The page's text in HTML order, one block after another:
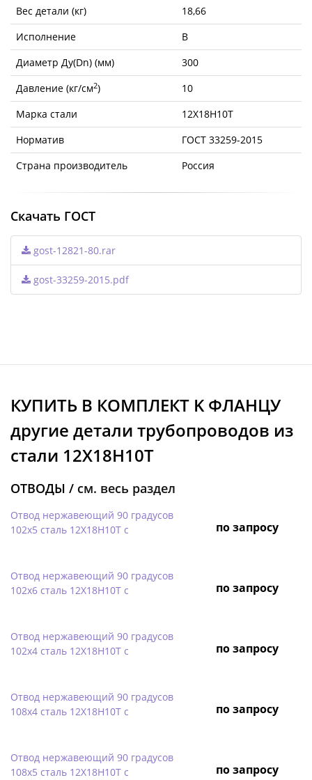
Вес детали (кг)
18,66
Исполнение
B
Диаметр Ду(Dn) (мм)
300
Давление (кг/см2)
10
Марка стали
12Х18Н10Т
Норматив
ГОСТ 33259-2015
Страна производитель
Россия
Скачать ГОСТ
gost-12821-80.rar
gost-33259-2015.pdf
КУПИТЬ В КОМПЛЕКТ K ФЛАНЦУ
другие детали трубопроводов из
стали 12Х18Н10Т
ОТВОДЫ / см. весь раздел
Отвод нержавеющий 90 градусов
102х5 сталь 12Х18Н10Т с
по запросу
Отвод нержавеющий 90 градусов
102х6 сталь 12Х18Н10Т с
по запросу
Отвод нержавеющий 90 градусов
102х4 сталь 12Х18Н10Т с
по запросу
Отвод нержавеющий 90 градусов
108х4 сталь 12Х18Н10Т с
по запросу
Отвод нержавеющий 90 градусов
108х5 сталь 12Х18Н10Т с
по запросу